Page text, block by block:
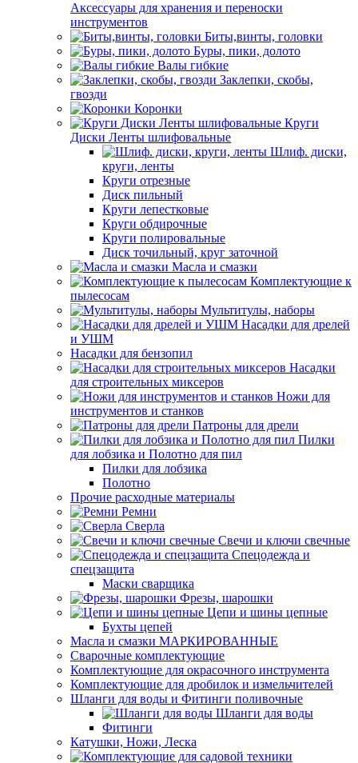
Аксессуары для хранения и переноски
инструментов
Биты,винты, головки
Буры, пики, долото
Валы гибкие
Заклепки, скобы,
гвозди
Коронки
Круги
Диски Ленты шлифовальные
Шлиф. диски,
круги, ленты
Круги отрезные
Диск пильный
Круги лепестковые
Круги обдирочные
Круги полировальные
Диск точильный, круг заточной
Масла и смазки
Комплектующие к
пылесосам
Мультитулы, наборы
Насадки для дрелей
и УШМ
Насадки для бензопил
Насадки
для строительных миксеров
Ножи для
инструментов и станков
Патроны для дрели
Пилки
для лобзика и Полотно для пил
Пилки для лобзика
Полотно
Прочие расходные материалы
Ремни
Сверла
Свечи и ключи свечные
Спецодежда и
спецзащита
Маски сварщика
Фрезы, шарошки
Цепи и шины цепные
Бухты цепей
Масла и смазки МАРКИРОВАННЫЕ
Сварочные комплектующие
Комплектующие для окрасочного инструмента
Комплектующие для дробилок и измельчителей
Шланги для воды и Фитинги поливочные
Шланги для воды
Фитинги
Катушки, Ножи, Леска